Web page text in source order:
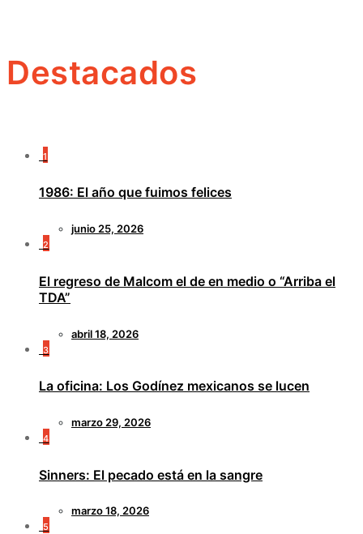
Destacados
1
1986: El año que fuimos felices
junio 25, 2026
2
El regreso de Malcom el de en medio o “Arriba el
TDA”
abril 18, 2026
3
La oficina: Los Godínez mexicanos se lucen
marzo 29, 2026
4
Sinners: El pecado está en la sangre
marzo 18, 2026
5